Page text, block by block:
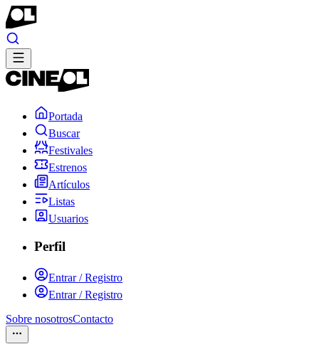
Portada
Buscar
Festivales
Estrenos
Artículos
Listas
Usuarios
Perfil
Entrar / Registro
Entrar / Registro
Sobre nosotrosContacto